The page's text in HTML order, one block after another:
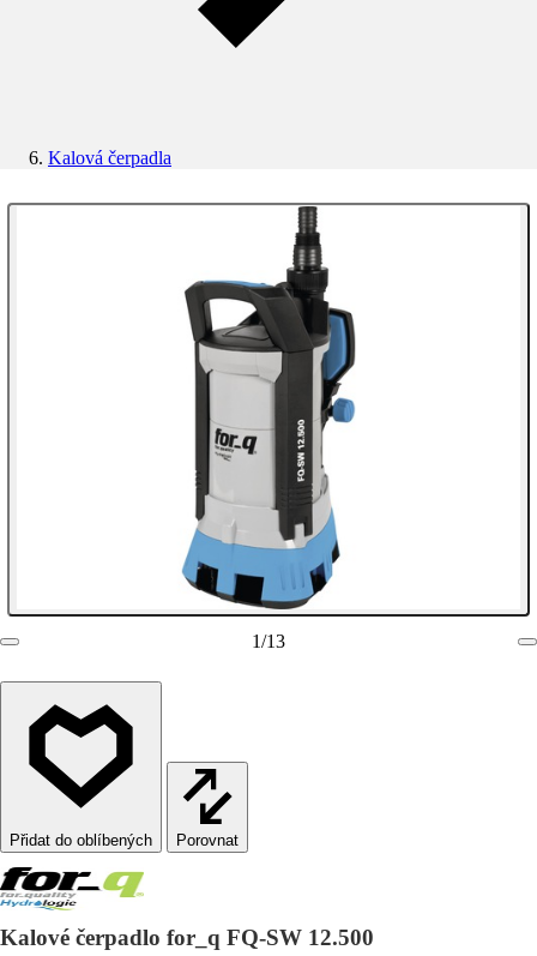
Kalová čerpadla
1/13
Porovnat
Kalové čerpadlo for_q FQ-SW 12.500